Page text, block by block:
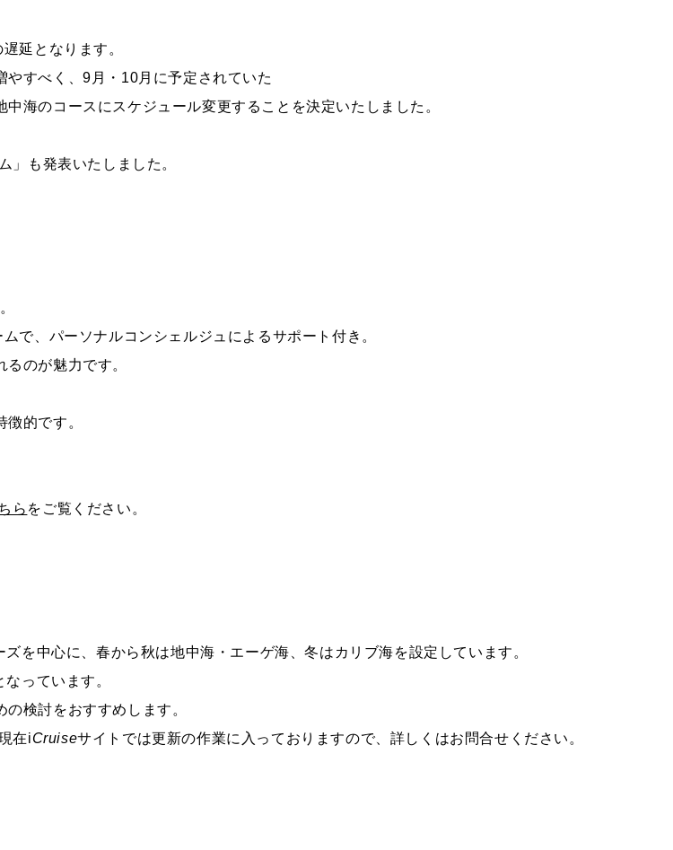
延となります。
すべく、9月・10月に予定されていた
海のコースにスケジュール変更することを決定いたしました。
」も発表いたしました。
で、パーソナルコンシェルジュによるサポート付き。
のが魅力です。
的です。
ら をご覧ください。
を中心に、春から秋は地中海・エーゲ海、冬はカリブ海を設定しています。
っています。
検討をおすすめします。
在iCruiseサイトでは更新の作業に入っておりますので、詳しくはお問合せください。